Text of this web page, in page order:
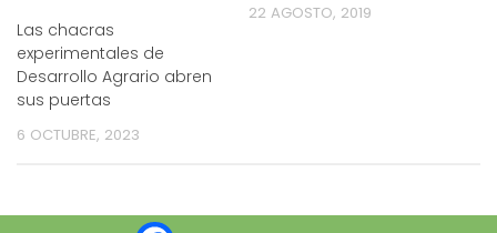
Las chacras
experimentales de
Desarrollo Agrario abren
sus puertas
6 OCTUBRE, 2023
22 AGOSTO, 2019